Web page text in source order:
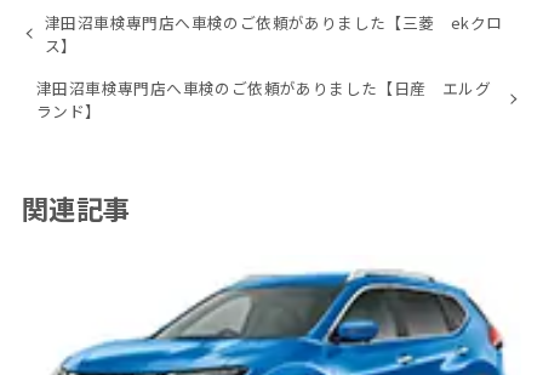
津田沼車検専門店へ車検のご依頼がありました【三菱 ekクロ
ス】
津田沼車検専門店へ車検のご依頼がありました【日産 エルグ
ランド】
関連記事